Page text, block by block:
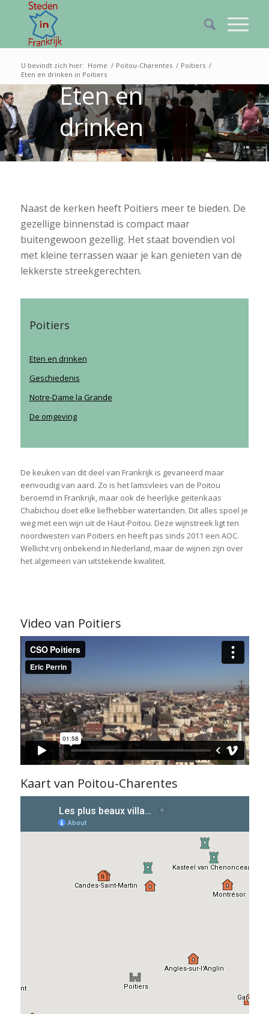
U bevindt zich hier: Home / Poitou-Charentes / Poitiers /
Eten en drinken in Poitiers
POITIERS
Eten en
drinken
Naast de kerken heeft Poitiers meer te bieden. De
gezellige binnenstad is compact maar
buitengewoon gezellig. Het staat bovendien vol
met kleine terrassen waar je kan genieten van de
lekkerste streekgerechten.
Poitiers
Eten en drinken
Geschiedenis
Notre-Dame la Grande
De omgeving
De keuken van dit deel van Frankrijk is gevarieerd maar
eenvoudig van aard. Zo is het lamsvlees van de Poitou
beroemd in Frankrijk, maar ook de heerlijke geitenkaas
Chabichou doet elke liefhebber watertanden. Dit alles spoel je
weg met een wijn uit de Haut-Poitou. Deze wijnstreek ligt ten
noordwesten van Poitiers en heeft pas sinds 2011 een AOC.
Wellicht vrij onbekend in Nederland, maar de wijnen zijn over
het algemeen van uitstekende kwaliteit.
Video van Poitiers
Kaart van Poitou-Charentes